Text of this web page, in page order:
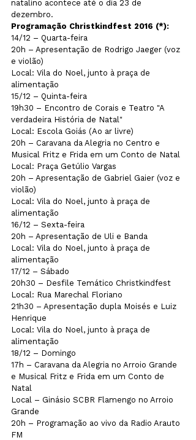
natalino acontece até o dia 23 de
dezembro.
Programação Christkindfest 2016 (*):
14/12 – Quarta-feira
20h – Apresentação de Rodrigo Jaeger (voz
e violão)
Local: Vila do Noel, junto à praça de
alimentação
15/12 – Quinta-feira
19h30 – Encontro de Corais e Teatro "A
verdadeira História de Natal"
Local: Escola Goiás (Ao ar livre)
20h – Caravana da Alegria no Centro e
Musical Fritz e Frida em um Conto de Natal
Local: Praça Getúlio Vargas
20h – Apresentação de Gabriel Gaier (voz e
violão)
Local: Vila do Noel, junto à praça de
alimentação
16/12 – Sexta-feira
20h – Apresentação de Uli e Banda
Local: Vila do Noel, junto à praça de
alimentação
17/12 – Sábado
20h30 – Desfile Temático Christkindfest
Local: Rua Marechal Floriano
21h30 – Apresentação dupla Moisés e Luiz
Henrique
Local: Vila do Noel, junto à praça de
alimentação
18/12 – Domingo
17h – Caravana da Alegria no Arroio Grande
e Musical Fritz e Frida em um Conto de
Natal
Local – Ginásio SCBR Flamengo no Arroio
Grande
20h – Programação ao vivo da Radio Arauto
FM